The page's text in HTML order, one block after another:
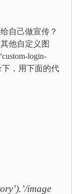
自己做宣传？
他自定义图
login-
下，用下面的代
image